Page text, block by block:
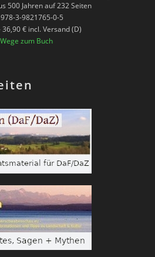
500 Jahren auf 232 Seiten
978-3-9821765-0-5
€ incl. Versand (D)
Wege zum Buch